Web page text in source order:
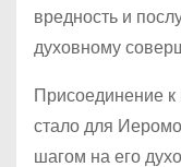
вредность и
духовному
Присоединение
стало для
шагом на его